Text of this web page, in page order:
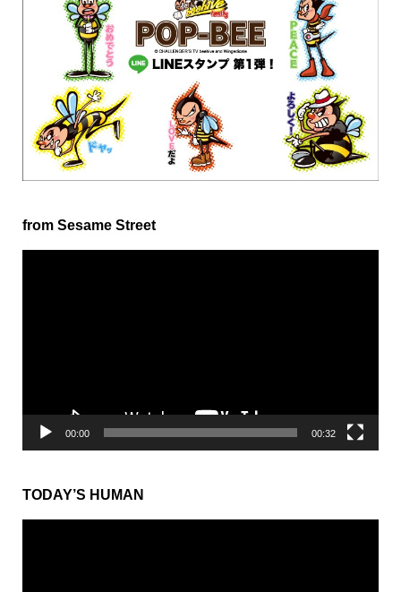
from Sesame Street
00:00 00:32
TODAY’S HUMAN